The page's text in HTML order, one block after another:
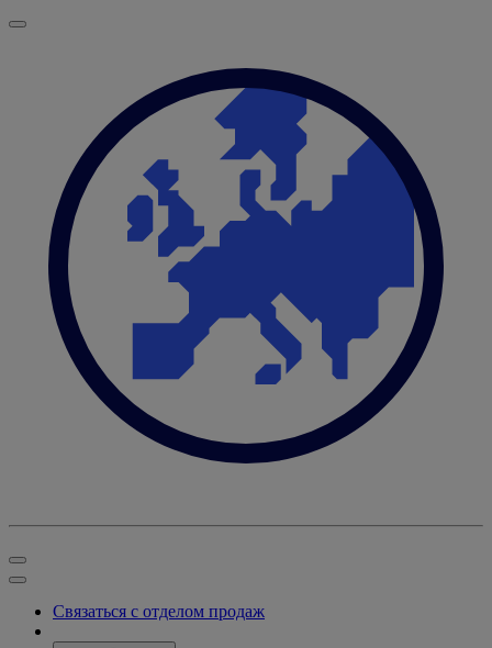
Связаться с отделом продаж